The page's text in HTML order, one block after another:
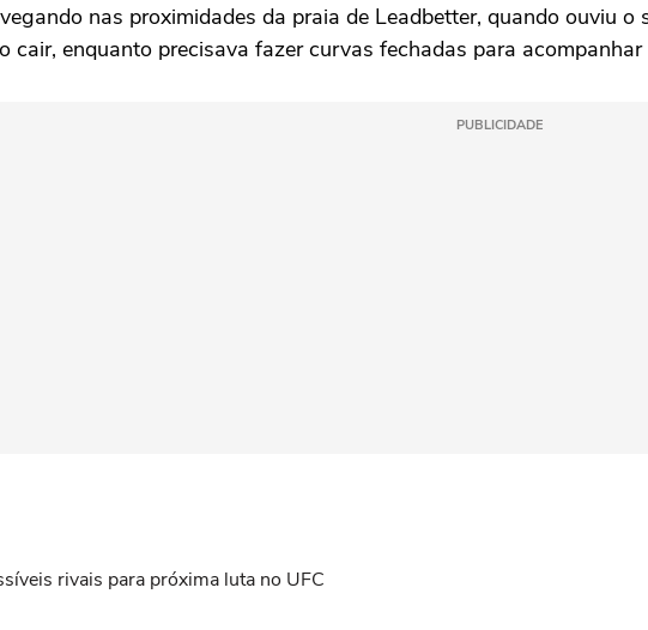
nas proximidades da praia de Leadbetter, quando ouviu
cair, enquanto precisava fazer curvas fechadas para
PUBLICIDADE
rivais para próxima luta no UFC